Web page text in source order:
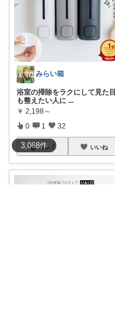
3,068件
みらい箱
浴室の掃除をラクにして見た目
も整えたい人に ...
￥ 2,198～
0 1 32
コレ いいね